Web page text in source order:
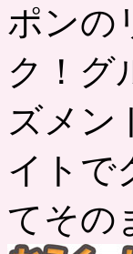
ポンの
ク！グ
ズメン
イトで
てその